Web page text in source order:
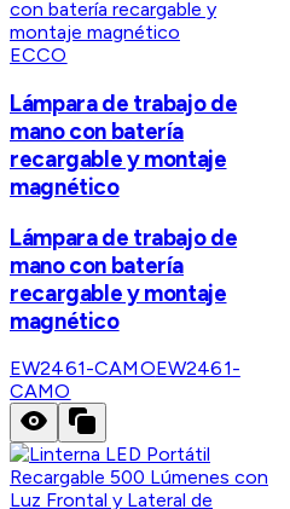
ECCO
Lámpara de trabajo de
mano con batería
recargable y montaje
magnético
Lámpara de trabajo de
mano con batería
recargable y montaje
magnético
EW2461-CAMOEW2461-
CAMO